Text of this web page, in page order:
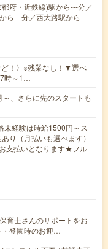
府・近鉄線)駅から---分／
ら---分／西大路駅から---
ど！〉※残業なし！▼選べ
7時～1…
さらに先のスタートも
経験は時給1500円～ス
り（月払いも選べます）
支払いとなります★フル
育士さんのサポートをお
・登園時のお迎…